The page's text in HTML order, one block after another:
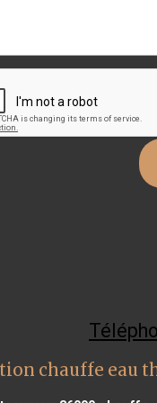
chauffe eau